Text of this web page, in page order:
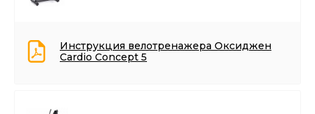
Инструкция велотренажера Оксиджен
Cardio Concept 5